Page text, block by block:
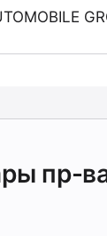
пр-